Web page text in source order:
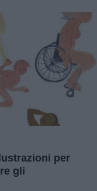
per
gli